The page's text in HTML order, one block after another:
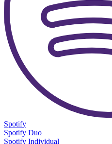
Spotify
Spotify Duo
Spotify Individual